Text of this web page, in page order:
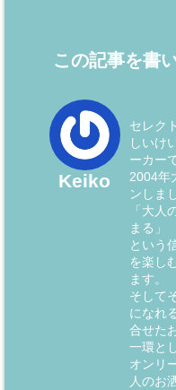
この記事を書
Keiko
セレク
しいけ
ーカー
2004年
ンしま
「大人
まる」
という
を楽し
ます。
そして
になれ
合せた
一環と
オンリ
人のお